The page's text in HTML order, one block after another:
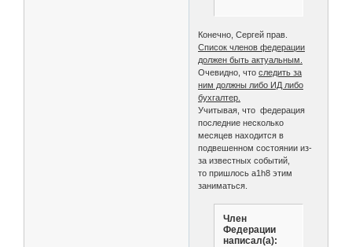
Кузнецов Анатолий
Кузнецов Сергей
Кузьмин Виталий
Кузьминых Елена
Кумаков Иван
Кустов Михаил
Кусяков Владимир
Левшунов
Лесных Татьяна
Леун
Лисик
Литвинов
Максименков
Маликов Сергей
Малина Софья
Мандрыкин
Конечно, Сергей прав.
Список членов федерации
должен быть актуальным.
Очевидно, чтоследить за
ним должны либо ИД либо
бухгалтер.
Учитывая, что федерация
последние несколько
месяцев находится в
подвешенном состоянии из-
за известных событий,
то пришлось a1h8 этим
заниматься.
Член
Федерации
написал(а):